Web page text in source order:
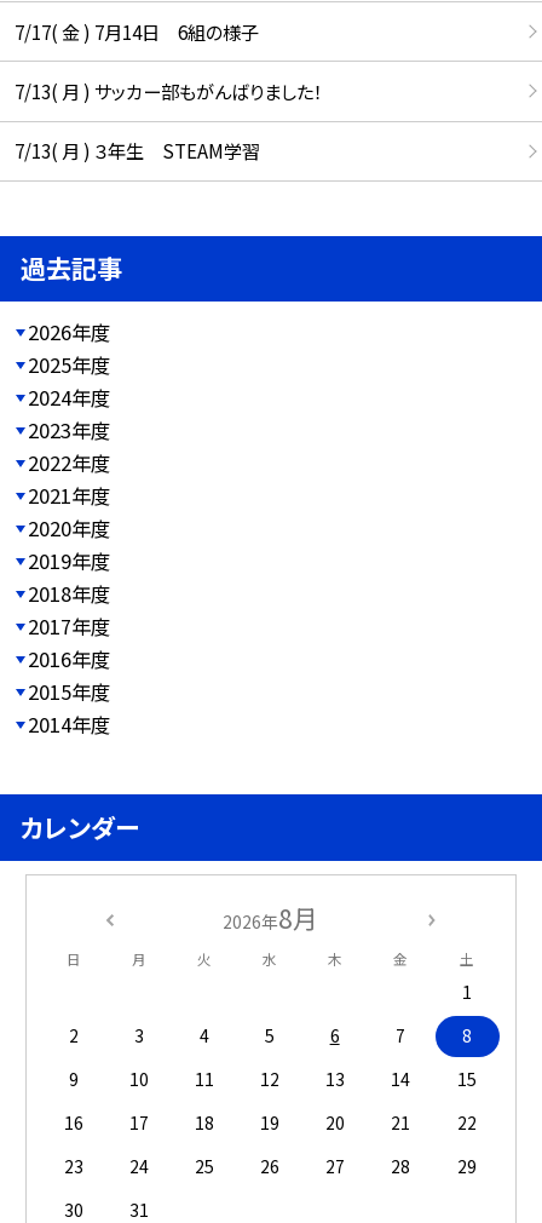
7/17( 金 ) 7月14日 6組の様子
7/13( 月 ) サッカー部もがんばりました！
7/13( 月 ) ３年生 STEAM学習
過去記事
2026年度
2025年度
2024年度
2023年度
2022年度
2021年度
2020年度
2019年度
2018年度
2017年度
2016年度
2015年度
2014年度
カレンダー
2026年8月
日 月 火 水 木 金 土
1
2
3 4 5 6 7
8
9
10 11 12 13 14
15
16
17 18 19 20 21
22
23
24 25 26 27 28
29
30
31